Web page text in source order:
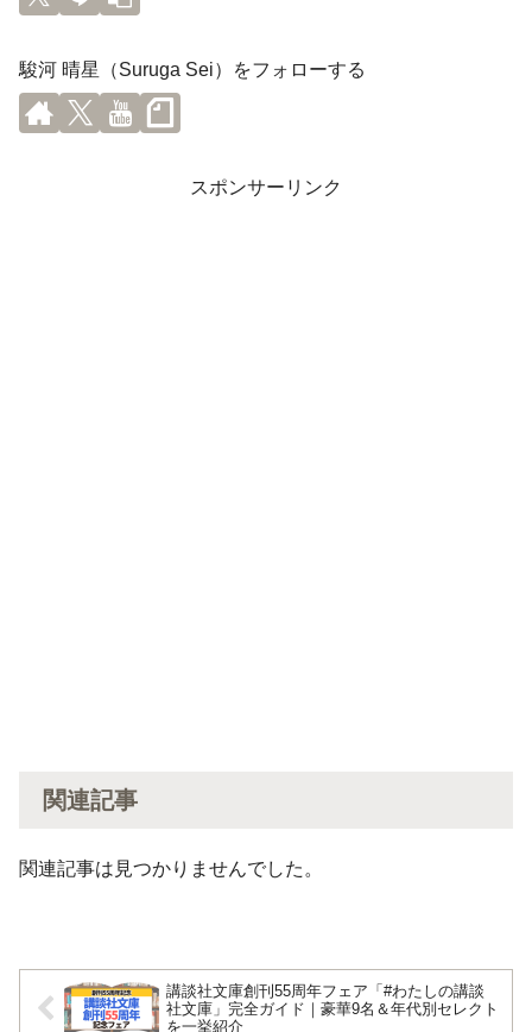
駿河 晴星（Suruga Sei）をフォローする
スポンサーリンク
関連記事
関連記事は見つかりませんでした。
講談社文庫創刊55周年フェア「#わたしの講談
社文庫」完全ガイド｜豪華9名＆年代別セレクト
を一挙紹介